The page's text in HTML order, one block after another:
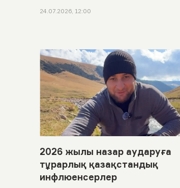
24.07.2026, 12:00
2026 жылы назар аударуға
тұрарлық қазақстандық
инфлюенсерлер